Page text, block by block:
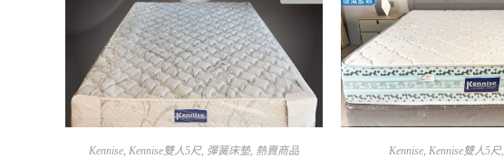
Kennise,Kennise雙人5尺, 彈簧床墊, 熱賣商品 Kennise,Kennise雙人5尺,